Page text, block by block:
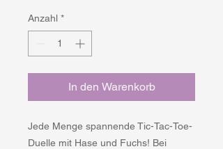
Anzahl *
In den Warenkorb
Jede Menge spannende Tic-Tac-Toe-
Duelle mit Hase und Fuchs! Bei